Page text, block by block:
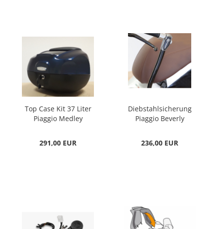
Top Case Kit 37 Liter
Piaggio Medley
291,00 EUR
Diebstahlsicherung
Piaggio Beverly
236,00 EUR